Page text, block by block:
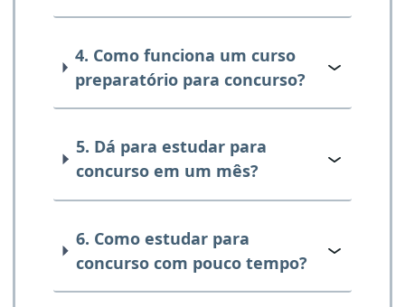
4. Como funciona um curso
preparatório para concurso?
5. Dá para estudar para
concurso em um mês?
6. Como estudar para
concurso com pouco tempo?